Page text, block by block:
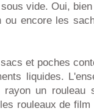
vide. Oui,
encore les
et poches
liquides.
un rouleau
rouleaux de film